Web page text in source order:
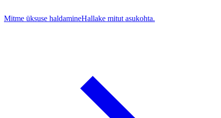
Mitme üksuse haldamineHallake mitut asukohta.